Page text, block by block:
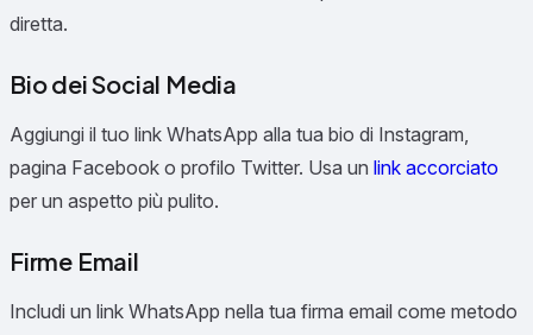
diretta.
Bio dei Social Media
Aggiungi il tuo link WhatsApp alla tua bio di Instagram,
pagina Facebook o profilo Twitter. Usa un link accorciato
per un aspetto più pulito.
Firme Email
Includi un link WhatsApp nella tua firma email come metodo